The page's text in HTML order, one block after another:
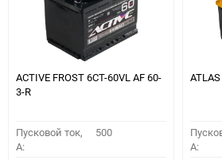
ACTIVE FROST 6СТ-60VL АF 60-
3-R
Пусковой ток,
A:
500
A: